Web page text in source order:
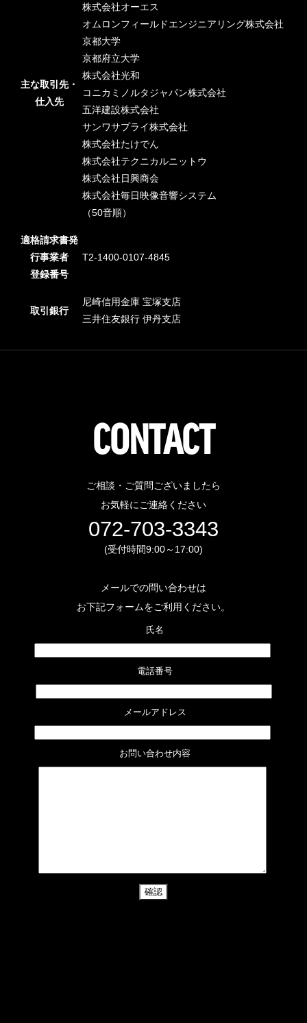
主な取引先・
仕入先
株式会社オーエス
オムロンフィールドエンジニアリング株式会社
京都大学
京都府立大学
株式会社光和
コニカミノルタジャパン株式会社
五洋建設株式会社
サンワサプライ株式会社
株式会社たけでん
株式会社テクニカルニットウ
株式会社日興商会
株式会社毎日映像音響システム
（50音順）
適格請求書発
行事業者
登録番号
T2-1400-0107-4845
取引銀行
尼崎信用金庫 宝塚支店
三井住友銀行 伊丹支店
CONTACT
ご相談・ご質問ございましたら
お気軽にご連絡ください
072-703-3343
(受付時間9:00～17:00)
メールでの問い合わせは
お下記フォームをご利用ください。
氏名
電話番号
メールアドレス
お問い合わせ内容